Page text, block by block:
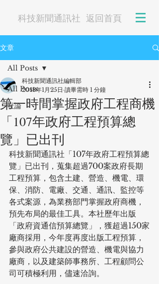
科技新聞通訊社 返回首頁
文章
All Posts
社論
All Posts
第一時間掌握政府工程商機
「107年政府工程預算總
覽」已出刊
科技新聞通訊社編輯部
2018年1月25日 讀畢需時 1 分鐘
科技新聞通訊社「107年政府工程預算總
覽」已出刊，蒐集超過700案政府長期
工程預算，包含土建、營造、機電、環
保、消防、電廠、交通、通訊、監控等
各式案源，為業務部門掌握政府商機，
預先布局的最佳工具。本社歷年出版
「政府資通信預算總覽」，獲超過150家
廠商採用，今年度再度出版工程預算，
參與政府公共建設的營造、機電與協力
廠商，以及建築師事務所、工程顧問公
司可積極利用，儘速洽詢。